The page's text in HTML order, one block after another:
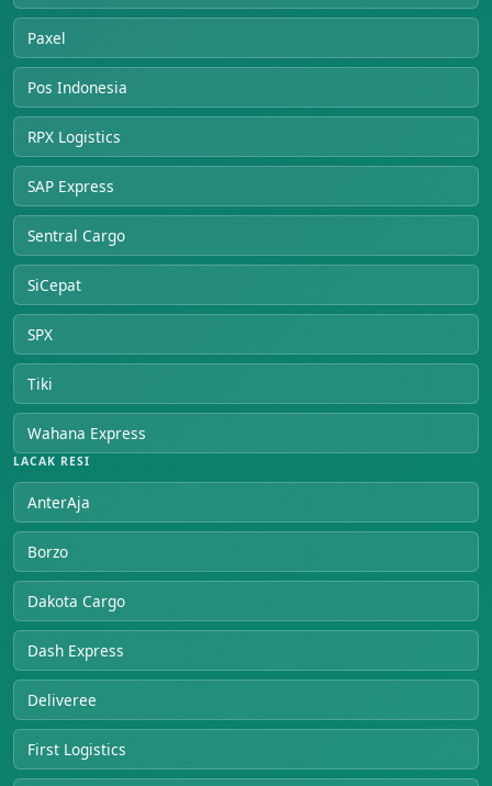
Paxel
Pos Indonesia
RPX Logistics
SAP Express
Sentral Cargo
SiCepat
SPX
Tiki
Wahana Express
LACAK RESI
AnterAja
Borzo
Dakota Cargo
Dash Express
Deliveree
First Logistics